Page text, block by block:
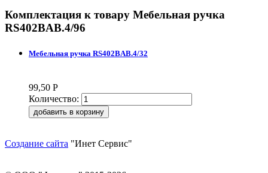
Комплектация к товару Мебельная ручка
RS402BAB.4/96
Мебельная ручка RS402BAB.4/32
99,50 Р
Количество:
Создание сайта "Инет Сервис"